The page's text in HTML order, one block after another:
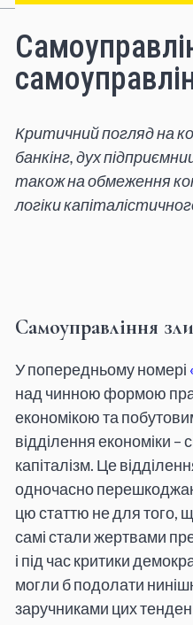
Критичний погляд на
банкінг, дух
також на обмеження
логіки
Самоуправління
У попередньому номері
над чинною формою
економікою та
відділення економіки
капіталізм. Це
одночасно
цю статтю не для того,
самі стали жертвами
і під час критики
могли б подолати
заручниками цих